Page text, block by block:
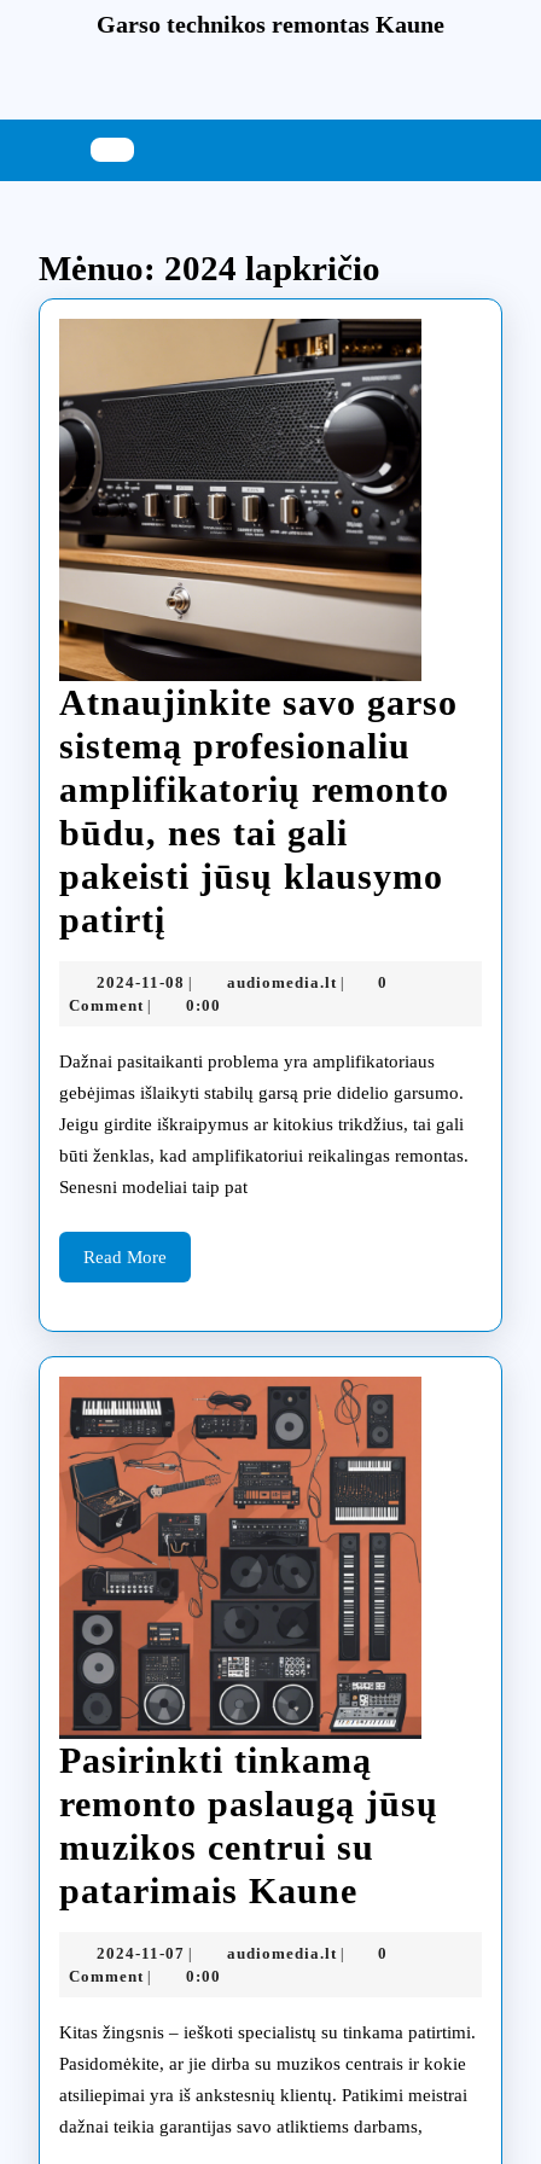
Garso technikos remontas Kaune
Mėnuo: 2024 lapkričio
Atnaujinkite savo garso
sistemą profesionaliu
amplifikatorių remonto
būdu, nes tai gali
pakeisti jūsų klausymo
patirtį
garso
sistemą
profesionaliu
amplifikatorių
remonto
būdu,
nes
gali
pakeisti
jūsų
klausymo
patirtį
2024-11-08 2024-
11-
audiomedia.ltaudiomedia.lt
0
Comment
0:00
Dažnai pasitaikanti problema yra amplifikatoriaus
gebėjimas išlaikyti stabilų garsą prie didelio garsumo.
Jeigu girdite iškraipymus ar kitokius trikdžius, tai gali
būti ženklas, kad amplifikatoriui reikalingas remontas.
Senesni modeliai taip pat
Read More
More
Pasirinkti tinkamą
remonto paslaugą jūsų
muzikos centrui su
patarimais Kaune
paslaugą
jūsų
muzikos
2024-11-07 2024-
11-
audiomedia.ltaudiomedia.lt
0
Comment
0:00
Kitas žingsnis – ieškoti specialistų su tinkama patirtimi.
Pasidomėkite, ar jie dirba su muzikos centrais ir kokie
atsiliepimai yra iš ankstesnių klientų. Patikimi meistrai
dažnai teikia garantijas savo atliktiems darbams,